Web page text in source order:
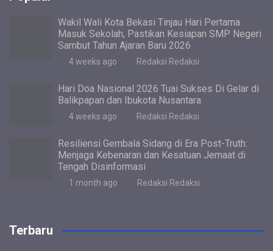
p
p
m
Wakil Wali Kota Bekasi Tinjau Hari Pertama
Masuk Sekolah, Pastikan Kesiapan SMP Negeri
Sambut Tahun Ajaran Baru 2026
4 weeks ago Redaksi Redaksi
Hari Doa Nasional 2026 Tuai Sukses Di Gelar di
Balikpapan dan Ibukota Nusantara
4 weeks ago Redaksi Redaksi
Resiliensi Gembala Sidang di Era Post-Truth:
Menjaga Kebenaran dan Kesatuan Jemaat di
Tengah Disinformasi
1 month ago Redaksi Redaksi
Terbaru